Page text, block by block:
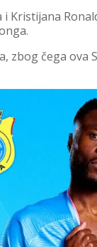
Kristijana
zbog čega ova